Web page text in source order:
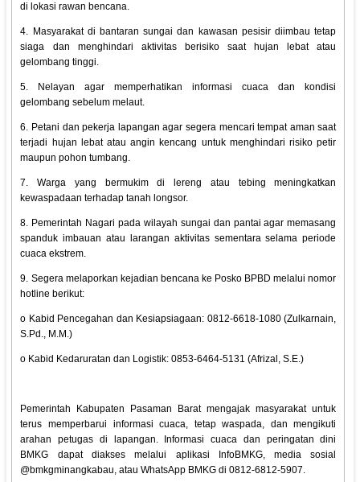
di lokasi rawan bencana.
4. Masyarakat di bantaran sungai dan kawasan pesisir diimbau tetap
siaga dan menghindari aktivitas berisiko saat hujan lebat atau
gelombang tinggi.
5. Nelayan agar memperhatikan informasi cuaca dan kondisi
gelombang sebelum melaut.
6. Petani dan pekerja lapangan agar segera mencari tempat aman saat
terjadi hujan lebat atau angin kencang untuk menghindari risiko petir
maupun pohon tumbang.
7. Warga yang bermukim di lereng atau tebing meningkatkan
kewaspadaan terhadap tanah longsor.
8. Pemerintah Nagari pada wilayah sungai dan pantai agar memasang
spanduk imbauan atau larangan aktivitas sementara selama periode
cuaca ekstrem.
9. Segera melaporkan kejadian bencana ke Posko BPBD melalui nomor
hotline berikut:
o Kabid Pencegahan dan Kesiapsiagaan: 0812-6618-1080 (Zulkarnain,
S.Pd., M.M.)
o Kabid Kedaruratan dan Logistik: 0853-6464-5131 (Afrizal, S.E.)
Pemerintah Kabupaten Pasaman Barat mengajak masyarakat untuk
terus memperbarui informasi cuaca, tetap waspada, dan mengikuti
arahan petugas di lapangan. Informasi cuaca dan peringatan dini
BMKG dapat diakses melalui aplikasi InfoBMKG, media sosial
@bmkgminangkabau, atau WhatsApp BMKG di 0812-6812-5907.